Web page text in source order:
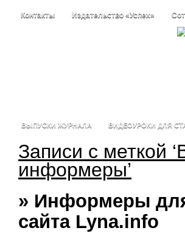
Контакты Издательство «Успех»
ВЫПУСКИ ЖУРНАЛА ВИДЕОУРОКИ ДЛЯ
Записи с меткой
информеры’
» Информеры
сайта Lyna.info